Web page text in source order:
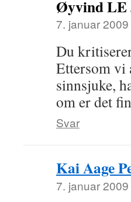
Øyvind LE
7. januar
Du
Ettersom vi
sinnsjuke,
om er det
Svar
Kai Aage
7. januar